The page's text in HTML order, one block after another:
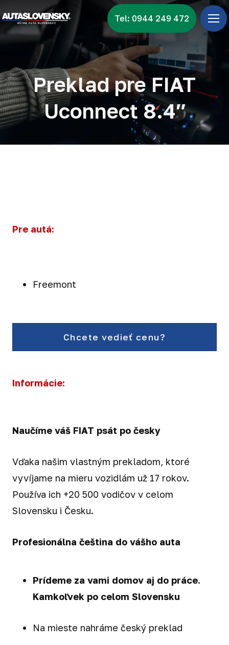
Tel: 0944 249 472
Preklad pre FIAT
Uconnect 8.4″
Pre autá:
Freemont
Chcete vedieť cenu?
Informácie:
Naučíme váš FIAT psát po česky
Vďaka našim vlastným prekladom, ktoré
vyvíjame na mieru vozidlám už 17 rokov.
Používa ich +20 500 vodičov v celom
Slovensku i Česku.
Profesionálna čeština do vášho auta
Prídeme za vami domov aj do práce.
Kamkoľvek po celom Slovensku
Na mieste nahráme český preklad